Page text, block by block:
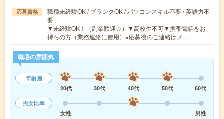
応募資格
職種未経験OK / ブランクOK / パソコンスキル不要 / 英語力不
要
▼未経験OK！（副業歓迎☆）▼高校生不可▼携帯電話をお
持ちの方（業務連絡に使用）※応募後のご連絡はメ…
職場の雰囲気
年齢層
20代
30代 40代 50代
60代
男女比率
女性
男性